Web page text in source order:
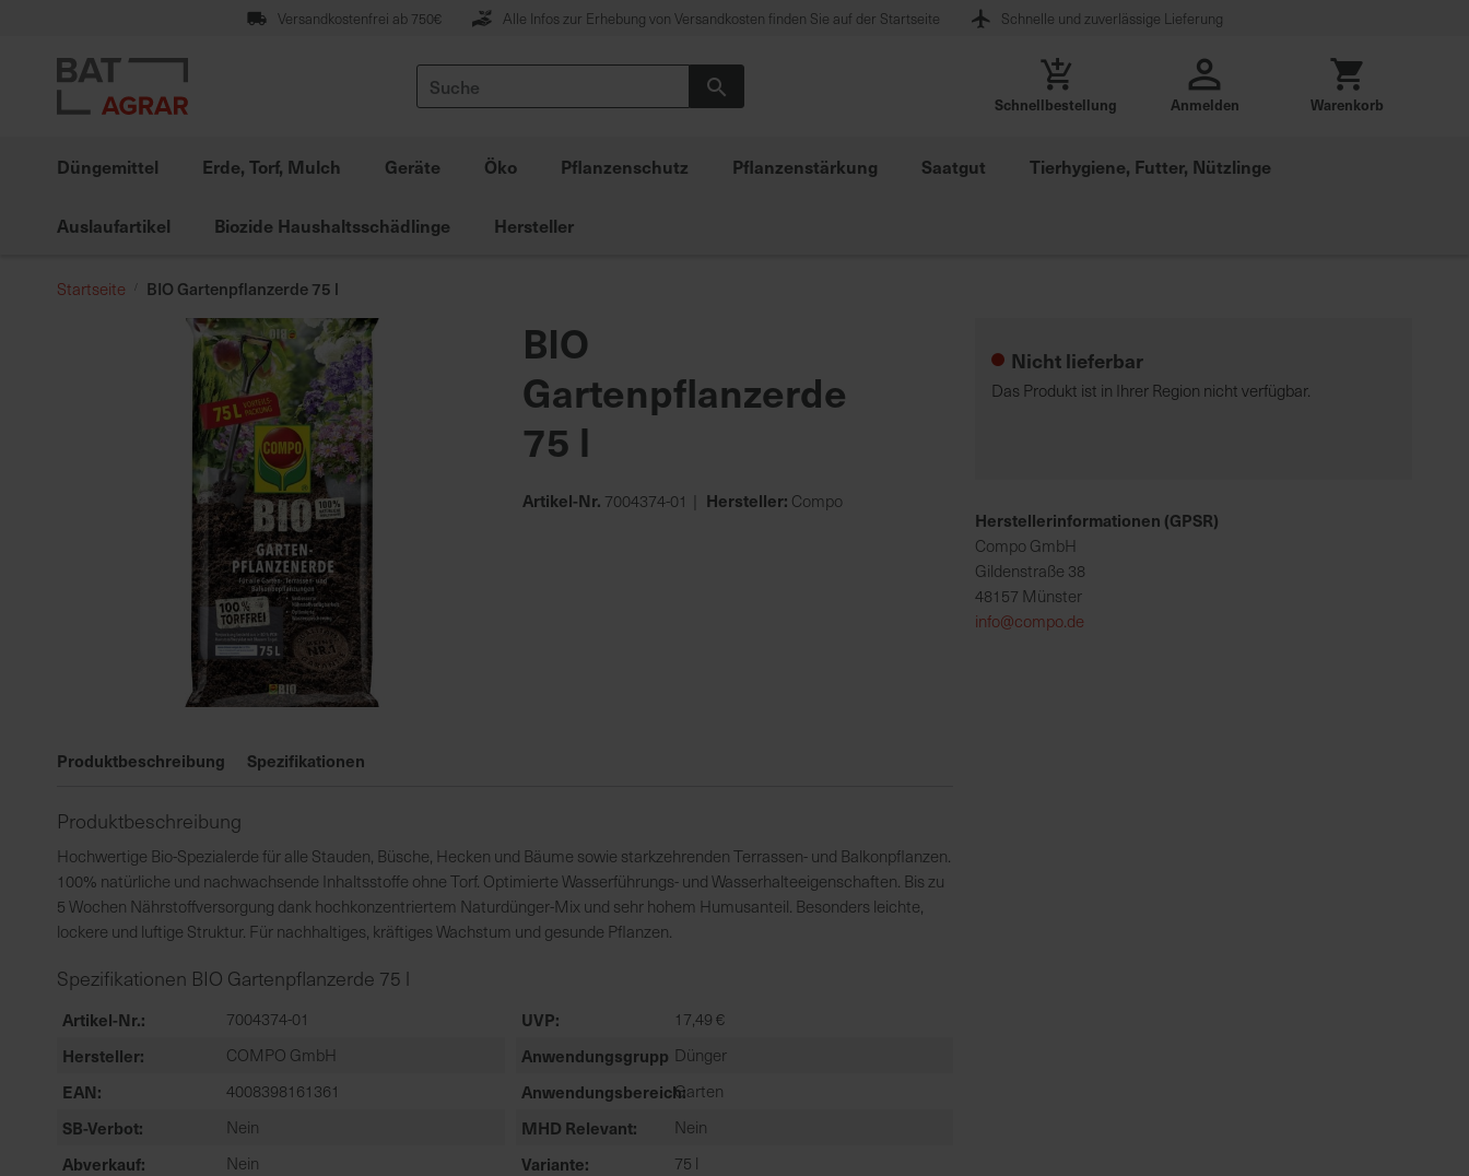
springen
Versandkostenfrei ab 750€ Alle Infos zur Erhebung von Versandkosten finden Sie auf der Startseite Schnelle und zuverlässige Lieferung
Suche
Schnellbestellung Anmelden Warenkorb
Düngemittel Erde, Torf, Mulch Geräte Öko Pflanzenschutz Pflanzenstärkung Saatgut Tierhygiene, Futter, Nützlinge
Auslaufartikel Biozide Haushaltsschädlinge Hersteller
Startseite BIO Gartenpflanzerde 75 l
der
springen
BIO
Gartenpflanzerde
75 l
Artikel-Nr. 7004374-01 Hersteller: Compo
Produktbeschreibung Spezifikationen
Produktbeschreibung
Hochwertige Bio-Spezialerde für alle Stauden, Büsche, Hecken und Bäume sowie starkzehrenden Terrassen- und Balkonpflanzen.
100% natürliche und nachwachsende Inhaltsstoffe ohne Torf. Optimierte Wasserführungs- und Wasserhalteeigenschaften. Bis zu
5 Wochen Nährstoffversorgung dank hochkonzentriertem Naturdünger-Mix und sehr hohem Humusanteil. Besonders leichte,
lockere und luftige Struktur. Für nachhaltiges, kräftiges Wachstum und gesunde Pflanzen.
Spezifikationen BIO Gartenpflanzerde 75 l
Artikel-Nr. 7004374-01 UVP 17,49 €
Hersteller COMPO GmbH AnwendungsgruppeDünger
EAN 4008398161361 AnwendungsbereichGarten
SB-Verbot Nein MHD Relevant Nein
Abverkauf Nein Variante 75 l
Nicht lieferbar
Das Produkt ist in Ihrer Region nicht verfügbar.
Herstellerinformationen (GPSR)
Compo GmbH
Gildenstraße 38
48157 Münster
info@compo.de